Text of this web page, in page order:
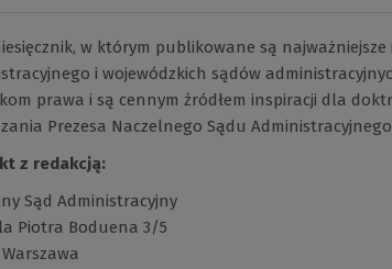
w którym publikowane są
i wojewódzkich sądów
prawa i są cennym źródłem inspiracji dla
Prezesa Naczelnego Sądu
z redakcją:
Sąd Administracyjny
Piotra Boduena 3/5